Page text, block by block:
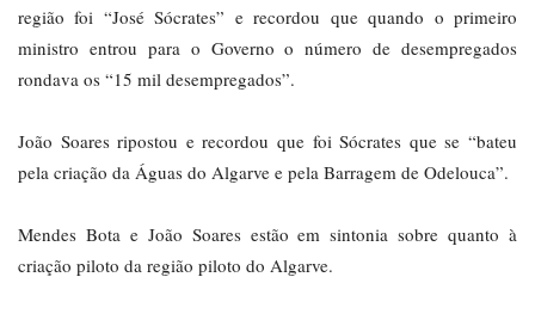
região foi “José Sócrates” e recordou que quando o primeiro
ministro entrou para o Governo o número de desempregados
rondava os “15 mil desempregados”.
João Soares ripostou e recordou que foi Sócrates que se “bateu
pela criação da Águas do Algarve e pela Barragem de Odelouca”.
Mendes Bota e João Soares estão em sintonia sobre quanto à
criação piloto da região piloto do Algarve.